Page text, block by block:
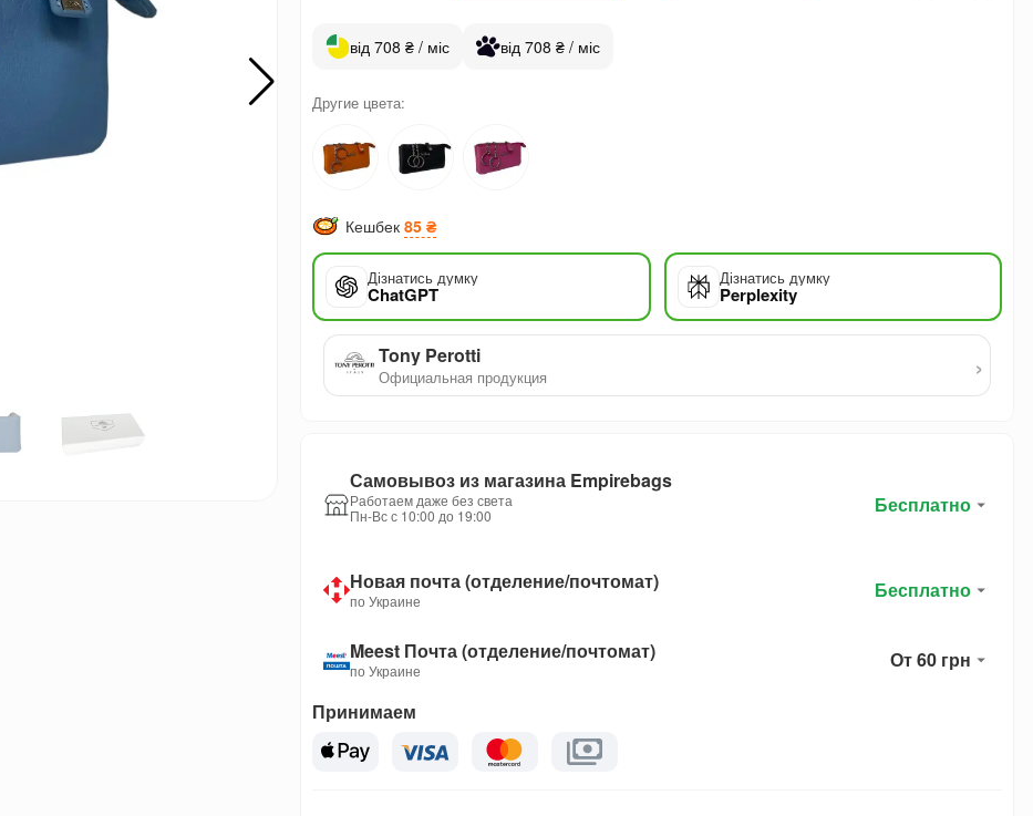
від 708 ₴ / міс від 708 ₴ / міс
Другие цвета:
Кешбек 85 ₴
Дізнатись думку
ChatGPT
Дізнатись думку
Perplexity
Tony Perotti
Официальная продукция ›
Самовывоз из магазина Empirebags
Работаем даже без света
Пн-Вс с 10:00 до 19:00
Бесплатно
Новая почта (отделение/почтомат)
по Украине Бесплатно
Meest Почта (отделение/почтомат)
по Украине От 60 грн
Принимаем